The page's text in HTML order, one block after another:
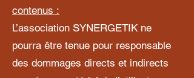
contenus :
L’association SYNERGETIK ne
pourra être tenue pour responsable
des dommages directs et indirects